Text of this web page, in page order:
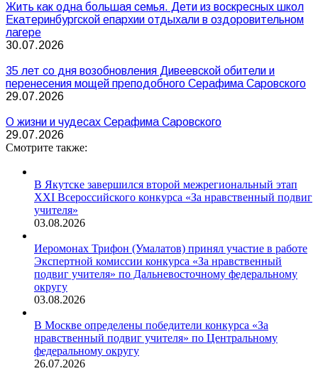
Жить как одна большая семья. Дети из воскресных школ
Екатеринбургской епархии отдыхали в оздоровительном
лагере
30.07.2026
35 лет со дня возобновления Дивеевской обители и
перенесения мощей преподобного Серафима Саровского
29.07.2026
О жизни и чудесах Серафима Саровского
29.07.2026
Смотрите также:
В Якутске завершился второй межрегиональный этап
XXI Всероссийского конкурса «За нравственный подвиг
учителя»
03.08.2026
Иеромонах Трифон (Умалатов) принял участие в работе
Экспертной комиссии конкурса «За нравственный
подвиг учителя» по Дальневосточному федеральному
округу
03.08.2026
В Москве определены победители конкурса «За
нравственный подвиг учителя» по Центральному
федеральному округу
26.07.2026